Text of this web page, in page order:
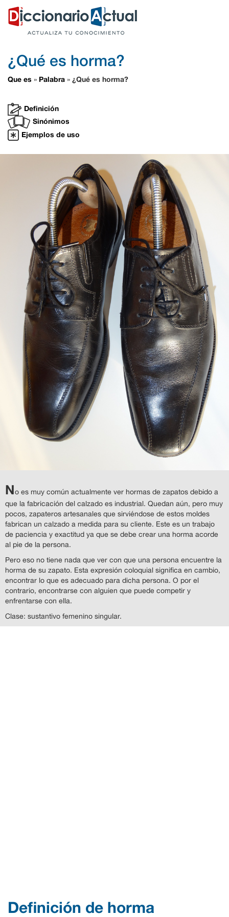
¿Qué es horma?
Que es » Palabra » ¿Qué es horma?
Definición
Sinónimos
Ejemplos de uso
No es muy común actualmente ver hormas de zapatos debido a
que la fabricación del calzado es industrial. Quedan aún, pero muy
pocos, zapateros artesanales que sirviéndose de estos moldes
fabrican un calzado a medida para su cliente. Este es un trabajo
de paciencia y exactitud ya que se debe crear una horma acorde
al pie de la persona.
Pero eso no tiene nada que ver con que una persona encuentre la
horma de su zapato. Esta expresión coloquial significa en cambio,
encontrar lo que es adecuado para dicha persona. O por el
contrario, encontrarse con alguien que puede competir y
enfrentarse con ella.
Clase: sustantivo femenino singular.
Definición de horma